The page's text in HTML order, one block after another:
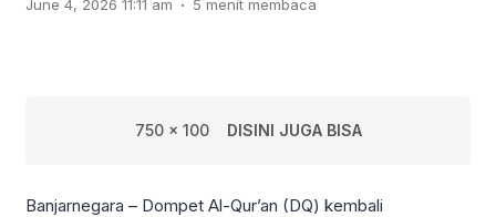
June 4, 2026 11:11 am
5 menit membaca
750 x 100 DISINI JUGA BISA
Banjarnegara – Dompet Al-Qur’an (DQ) kembali